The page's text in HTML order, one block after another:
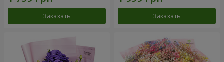
Заказать Заказать